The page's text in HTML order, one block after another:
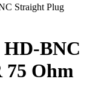
Straight Plug
BNC
75 Ohm